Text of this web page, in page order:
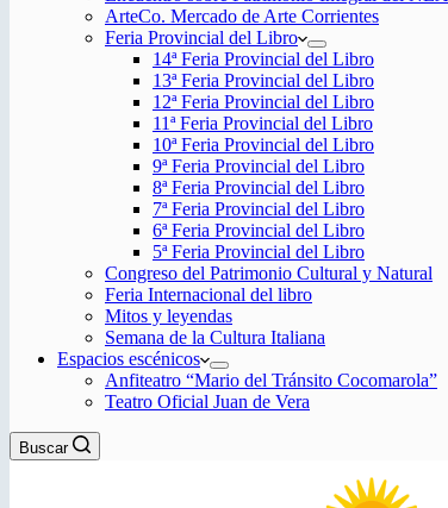
ArteCo. Mercado de Arte Corrientes
Feria Provincial del Libro
14ª Feria Provincial del Libro
13ª Feria Provincial del Libro
12ª Feria Provincial del Libro
11ª Feria Provincial del Libro
10ª Feria Provincial del Libro
9ª Feria Provincial del Libro
8ª Feria Provincial del Libro
7ª Feria Provincial del Libro
6ª Feria Provincial del Libro
5ª Feria Provincial del Libro
Congreso del Patrimonio Cultural y Natural
Feria Internacional del libro
Mitos y leyendas
Semana de la Cultura Italiana
Espacios escénicos
Anfiteatro “Mario del Tránsito Cocomarola”
Teatro Oficial Juan de Vera
Buscar